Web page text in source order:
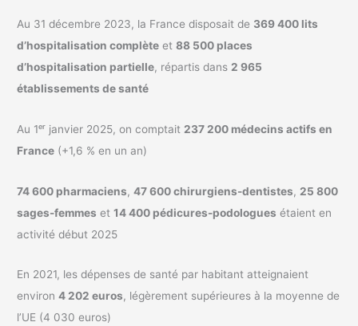
Au 31 décembre 2023, la France disposait de 369 400 lits
d’hospitalisation complète et88 500 places
d’hospitalisation partielle, répartis dans 2 965
établissements de santé
Au 1ᵉʳ janvier 2025, on comptait 237 200 médecins actifs en
France (+1,6 % en un an)
74 600 pharmaciens,47 600 chirurgiens-dentistes, 25 800
sages-femmes et14 400 pédicures-podologues étaient en
activité début 2025
En 2021, les dépenses de santé par habitant atteignaient
environ4 202 euros, légèrement supérieures à la moyenne de
l’UE (4 030 euros)